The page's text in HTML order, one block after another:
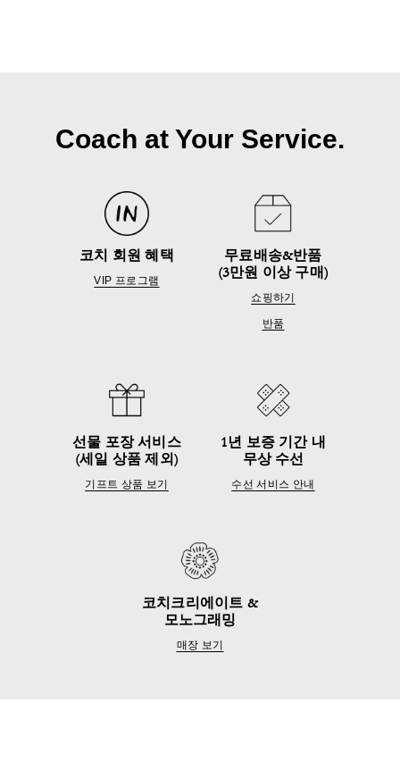
Coach at Your Service.
코치 회원 혜택
VIP 프로그램
무료배송&반품
(3만원 이상 구매)
쇼핑하기
반품
선물 포장 서비스
(세일 상품 제외)
기프트 상품 보기
1년 보증 기간 내
무상 수선
수선 서비스 안내
코치크리에이트 &
모노그래밍
매장 보기